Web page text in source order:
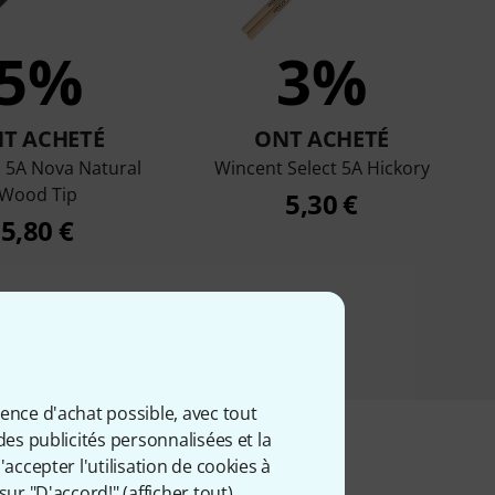
d'achat possible, avec tout
publicités personnalisées et la
l'utilisation de cookies à
ACHETÉ
5A Nova Natural
Tip
5,80 €
3%
ONT ACHETÉ
Wincent Select 5A Hickory
5,30 €